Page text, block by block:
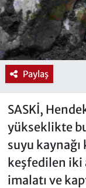
Paylaş
SASKİ,
yükseklikte
suyu kaynağı
keşfedilen iki
imalatı ve